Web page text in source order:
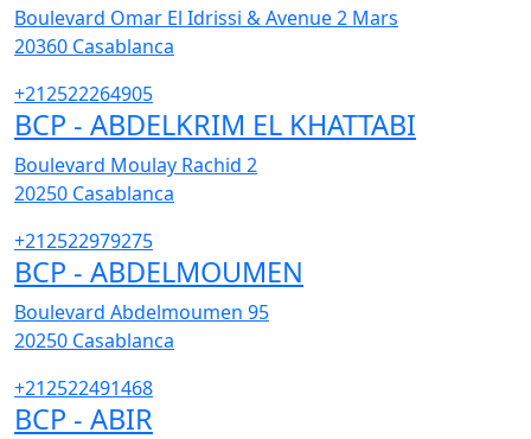
Boulevard Omar El Idrissi & Avenue 2 Mars
20360 Casablanca
+212522264905
BCP - ABDELKRIM EL KHATTABI
Boulevard Moulay Rachid 2
20250 Casablanca
+212522979275
BCP - ABDELMOUMEN
Boulevard Abdelmoumen 95
20250 Casablanca
+212522491468
BCP - ABIR